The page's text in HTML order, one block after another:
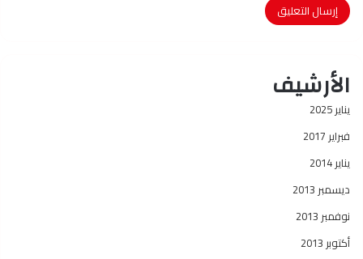
الأرشيف
يناير 2025
فبراير 2017
يناير 2014
ديسمبر 2013
نوفمبر 2013
أكتوبر 2013